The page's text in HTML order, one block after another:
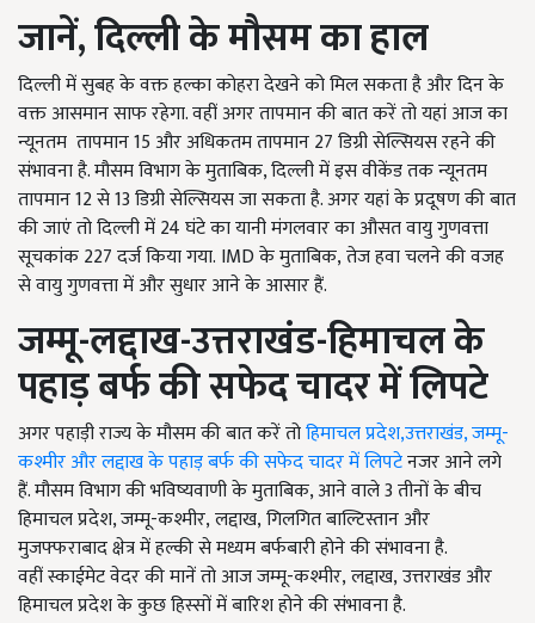
जानें, दिल्ली के मौसम का हाल
दिल्ली में सुबह के वक्त हल्का कोहरा देखने को मिल सकता है और दिन के
वक्त आसमान साफ रहेगा. वहीं अगर तापमान की बात करें तो यहां आज का
न्‍यूनतम तापमान 15और अधिकतम तापमान 27 डिग्री सेल्सियस रहने की
संभावना है. मौसम विभाग के मुताबिक, दिल्ली में इस वीकेंड तक न्यूनतम
तापमान 12 से 13 डिग्री सेल्सियस जा सकता है. अगर यहां के प्रदूषण की बात
की जाएं तो दिल्ली में 24 घंटे का यानी मंगलवार का औसत वायु गुणवत्ता
सूचकांक 227 दर्ज किया गया. IMDके मुताबिक,तेज हवा चलने की वजह
से वायु गुणवत्ता में और सुधार आने के आसार हैं.
जम्मू-लद्दाख-उत्तराखंड-हिमाचल के
पहाड़ बर्फ की सफेद चादर में लिपटे
अगर पहाड़ी राज्य के मौसम की बात करें तोहिमाचल प्रदेश,उत्तराखंड, जम्मू-
कश्मीर और लद्दाख के पहाड़ बर्फ की सफेद चादर में लिपटेनजर आने लगे
हैं. मौसम विभाग की भविष्यवाणी के मुताबिक, आने वाले 3 तीनों के बीच
हिमाचल प्रदेश, जम्मू-कश्मीर,लद्दाख,गिलगित बाल्टिस्तान और
मुजफ्फराबाद क्षेत्र में हल्की से मध्यम बर्फबारी होने की संभावना है.
वहींस्काईमेट वेदर की मानें तो आज जम्मू-कश्मीर,लद्दाख,उत्तराखंड और
हिमाचल प्रदेश के कुछ हिस्सों में बारिश होने की संभावना है.